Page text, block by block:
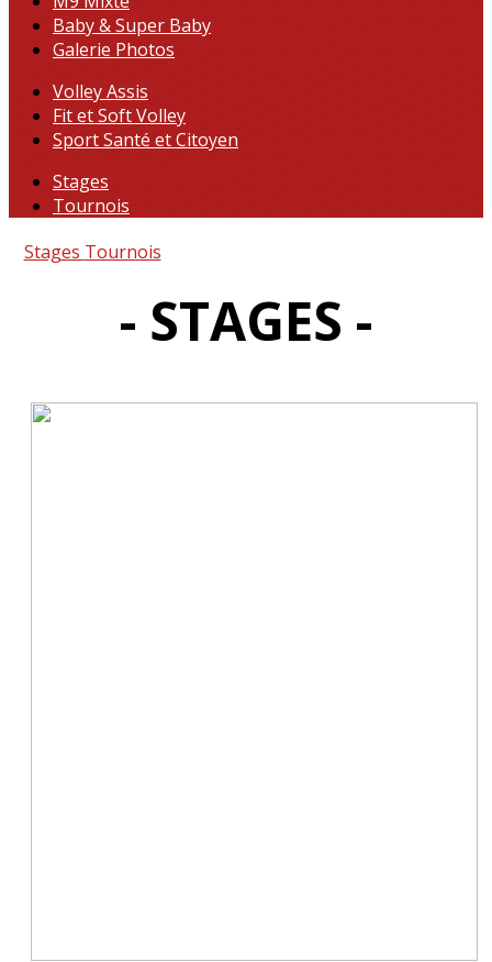
Baby & Super Baby
Galerie Photos
Volley Assis
Fit et Soft Volley
Sport Santé et Citoyen
Stages
Tournois
Stages Tournois
- STAGES -